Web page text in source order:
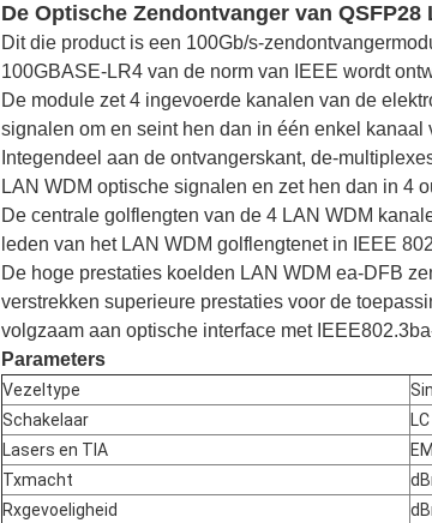
De Optische Zendontvanger van QSFP28
Dit die product is een 100Gb/s-
100GBASE-LR4 van de norm van IEEE wordt
De module zet 4 ingevoerde kanalen van de
signalen om en seint hen dan in één enkel
Integendeel aan de ontvangerskant, de-
LAN WDM optische signalen en zet hen dan in 4
De centrale golflengten van de 4 LAN WDM
leden van het LAN WDM golflengtenet in IEEE
De hoge prestaties koelden LAN WDM ea-DFB
verstrekken superieure prestaties voor de
volgzaam aan optische interface met
Parameters
Vezeltype
Schakelaar
LC
Lasers en TIA
Txmacht
Rxgevoeligheid